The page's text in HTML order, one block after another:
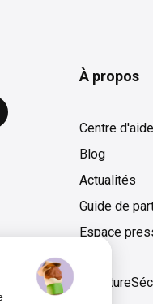
À propos
Centre d'aide
Blog
Actualités
Guide de
Espace
Presse & Lecture